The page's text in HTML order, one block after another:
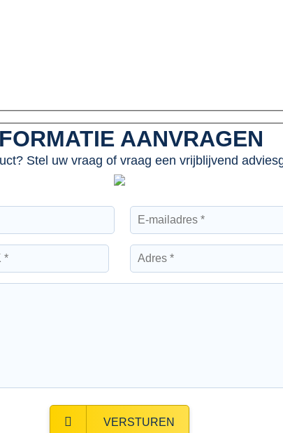
AANVRAGEN
Stel uw vraag of vraag een vrijblijvend
VERSTUREN